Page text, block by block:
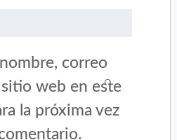
correo
web en este
la próxima vez